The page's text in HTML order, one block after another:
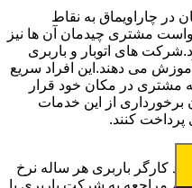
در چاراویماق به نقاط
مشتری چیدمان آن ها نیز
های اتوبار و باربری
می دهند.این افراد سریع
مشتری در مکان خود قرار
برخورداری از این خدمات
پرداخت کنند.
کارگر باربری هر ساله نرخ
مراجعه به شرکت باربری با